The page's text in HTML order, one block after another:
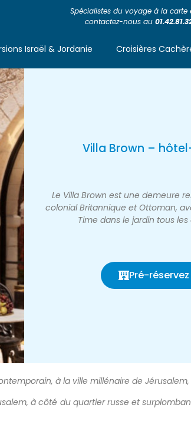
Spécialistes du voyage à la carte
contactez-nous au
Israël & Jordanie Croisières
Villa Brown –
Le Villa Brown est une demeure
colonial Britannique et Ottoman,
Time dans le jardin tous
Pré-
à la ville millénaire de Jérusalem,
à côté du quartier russe et